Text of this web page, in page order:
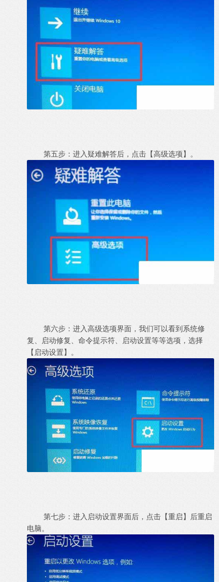
第五步：进入疑难解答后，点击【高级选项】。
第六步：进入高级选项界面，我们可以看到系统修
复、启动修复、命令提示符、启动设置等等选项，选择
【启动设置】。
第七步：进入启动设置界面后，点击【重启】后重启
电脑。